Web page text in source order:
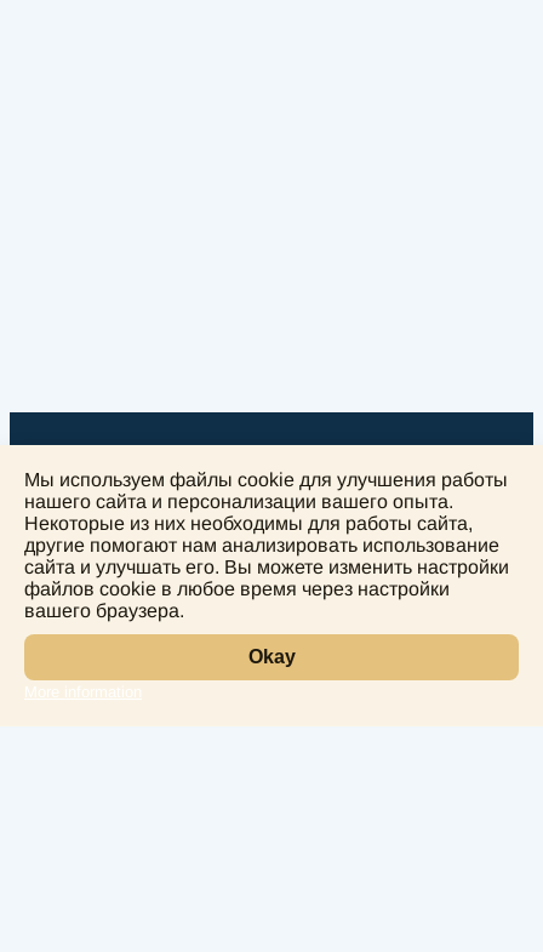
+
Мы используем файлы cookie для улучшения работы
нашего сайта и персонализации вашего опыта.
Некоторые из них необходимы для работы сайта,
другие помогают нам анализировать использование
сайта и улучшать его. Вы можете изменить настройки
файлов cookie в любое время через настройки
вашего браузера.
Okay
More information